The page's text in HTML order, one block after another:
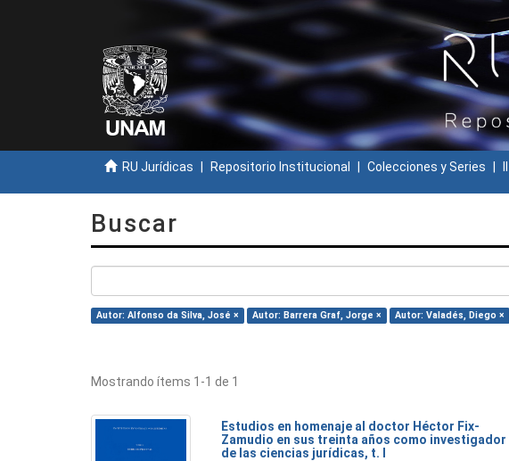
RU Jurídicas Repositorio Institucional Colecciones y Series
Buscar
Autor: Alfonso da Silva, José × Autor: Barrera Graf, Jorge × Autor: Valadés, Diego ×
Mostrando ítems 1-1 de 1
Estudios en homenaje al doctor Héctor Fix-
Zamudio en sus treinta años como investigador
de las ciencias jurídicas, t. I